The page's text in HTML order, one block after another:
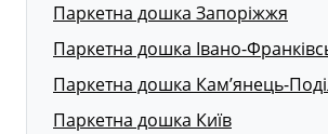
Паркетна дошка Запоріжжя
Паркетна дошка Івано-
Паркетна дошка Кам’янець-
Паркетна дошка Київ